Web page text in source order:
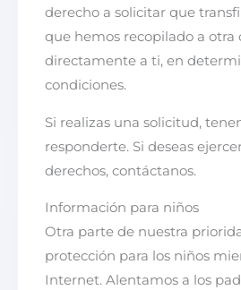
derecho a solicitar que
que hemos recopilado a otra
directamente a ti, en
condiciones.
Si realizas una solicitud,
responderte. Si deseas
derechos, contáctanos.
Información para niños
Otra parte de nuestra
protección para los niños
Internet. Alentamos a los